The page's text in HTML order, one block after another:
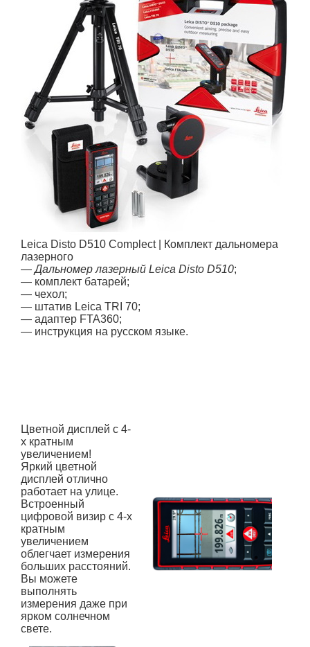
Leica Disto D510 Complect | Комплект дальномера
лазерного
—Дальномер лазерный Leica Disto D510;
— комплект батарей;
— чехол;
— штатив Leica TRI 70;
— адаптер FTA360;
— инструкция на русском языке.
Цветной дисплей с 4-
х кратным
увеличением!
Яркий цветной
дисплей отлично
работает на улице.
Встроенный
цифровой визир с 4-х
кратным
увеличением
облегчает измерения
больших расстояний.
Вы можете
выполнять
измерения даже при
ярком солнечном
свете.